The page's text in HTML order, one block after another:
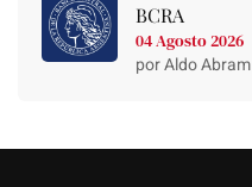
BCRA
04 Agosto 2026
por Aldo Abram